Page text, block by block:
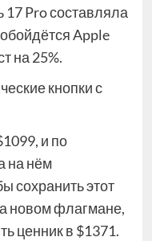
17 Pro составляла
Apple
на 25%.
кнопки с
и по
на нём
сохранить этот
новом флагмане,
ценник в $1371.